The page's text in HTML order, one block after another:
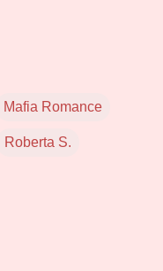
Mafia Romance
Roberta S.